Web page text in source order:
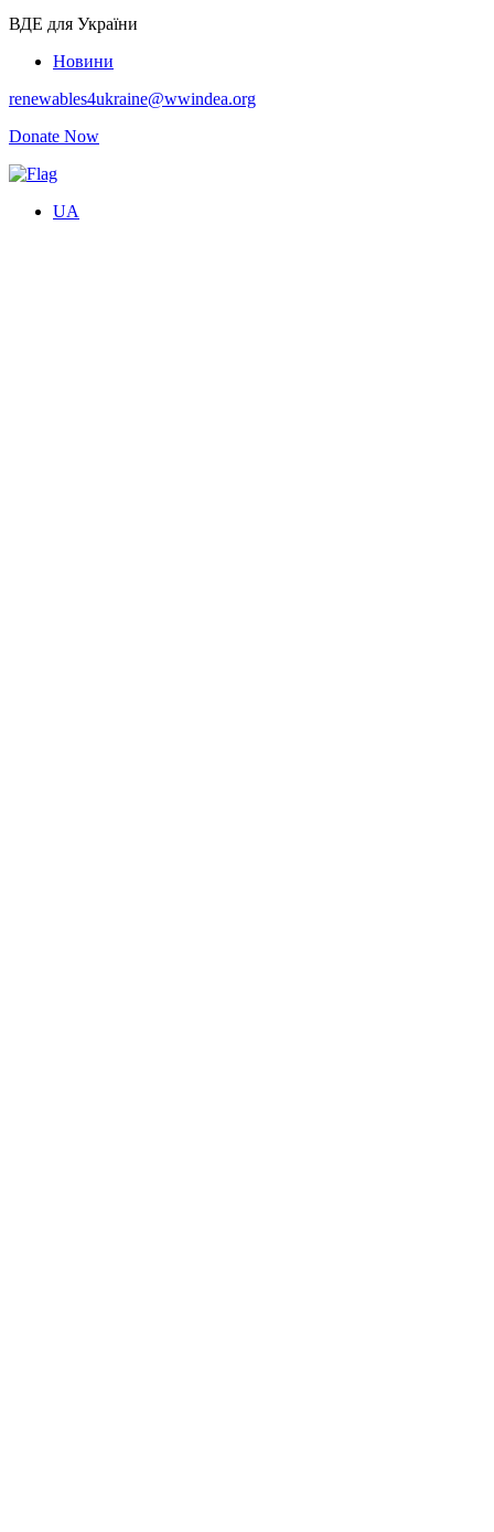
ВДЕ для України
Новини
renewables4ukraine@wwindea.org
Donate Now
UA